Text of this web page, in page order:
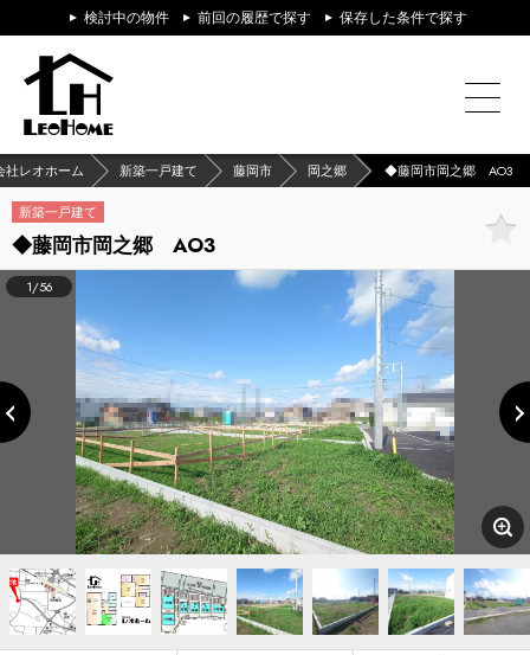
検討中の物件 前回の履歴で探す 保存した条件で探す
社レオホーム 新築一戸建て 藤岡市 岡之郷 ◆藤岡市岡之郷 AO3
新築一戸建て
◆藤岡市岡之郷 AO3
1/56